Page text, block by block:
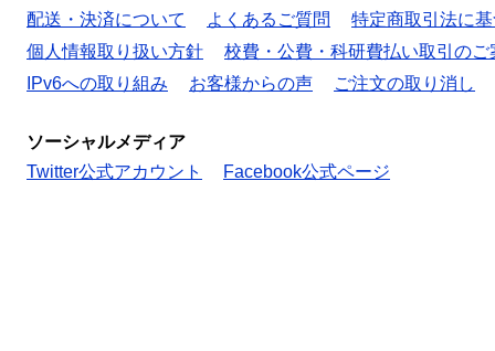
配送・決済について
よくあるご質問
特定商取引法に
個人情報取り扱い方針
校費・公費・科研費払い取引のご
IPv6への取り組み
お客様からの声 ご注文の取り消し
ソーシャルメディア
Twitter公式アカウント
Facebook公式ページ